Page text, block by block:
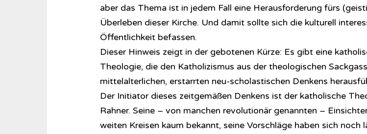
aber das Thema ist in jedem Fall eine Herausforderung fürs
Überleben dieser Kirche. Und damit sollte sich die kulturell
Öffentlichkeit befassen.
Dieser Hinweis zeigt in der gebotenen Kürze: Es gibt eine
Theologie, die den Katholizismus aus der theologischen
mittelalterlichen, erstarrten neu-scholastischen Denkens
Der Initiator dieses zeitgemäßen Denkens ist der katholische
Rahner. Seine – von manchen revolutionär genannten –
weiten Kreisen kaum bekannt, seine Vorschläge haben sich noch